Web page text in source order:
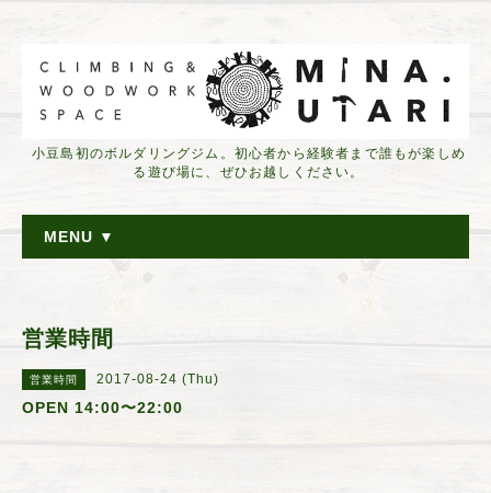
小豆島初のボルダリングジム。初心者から経験者まで誰もが楽しめ
る遊び場に、ぜひお越しください。
MENU ▼
営業時間
営業時間 2017-08-24 (Thu)
OPEN 14:00〜22:00